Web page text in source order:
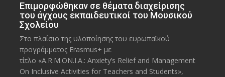
Eπιμορφώθηκαν σε θέματα διαχείρισης
του άγχους εκπαιδευτικοί του Μουσικού
Σχολείου
Στο πλαίσιο της υλοποίησης του ευρωπαϊκού
προγράμματος Erasmus+ με
τίτλο «A.R.M.ON.I.A.: Anxiety’s Relief and Management
On Inclusive Activities for Teachers and Students»,